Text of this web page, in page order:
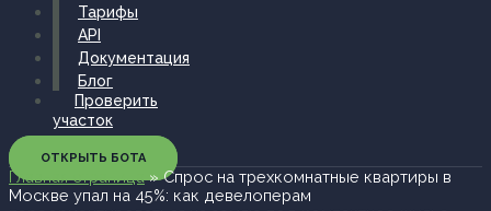
Тарифы
API
Документация
Блог
Проверить
участок
ОТКРЫТЬ БОТА
Главная страница»Спрос на трехкомнатные квартиры в
Москве упал на 45%: как девелоперам